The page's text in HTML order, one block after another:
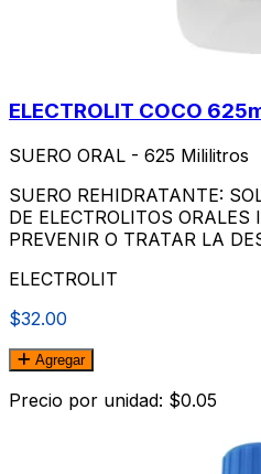
ELECTROLIT COCO
SUERO ORAL - 625 Mililitros
SUERO REHIDRATANTE:
DE ELECTROLITOS
PREVENIR O TRATAR LA
ELECTROLIT
$32.00
Agregar
Precio por unidad: $0.05